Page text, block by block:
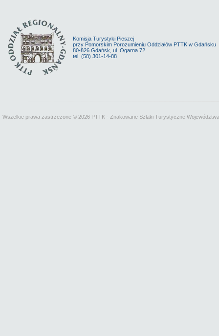
Komisja Turystyki Pieszej
przy Pomorskim Porozumieniu Oddziałów PTTK w Gdańsku
80-826 Gdańsk, ul. Ogarna 72
tel. (58) 301-14-88
Wszelkie prawa zastrzezone © 2026 PTTK - Znakowane Szlaki Turystyczne